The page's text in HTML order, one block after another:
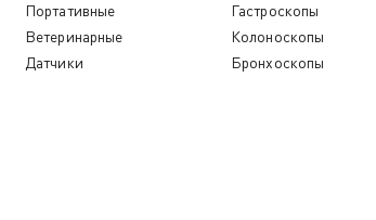
Портативные
Ветеринарные
Датчики
Гастроскопы
Колоноскопы
Бронхоскопы